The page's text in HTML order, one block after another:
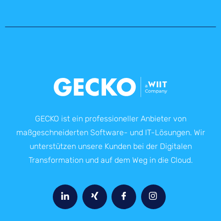
GECKO ist ein professioneller Anbieter von
maßgeschneiderten Software- und IT-Lösungen. Wir
unterstützen unsere Kunden bei der Digitalen
Transformation und auf dem Weg in die Cloud.